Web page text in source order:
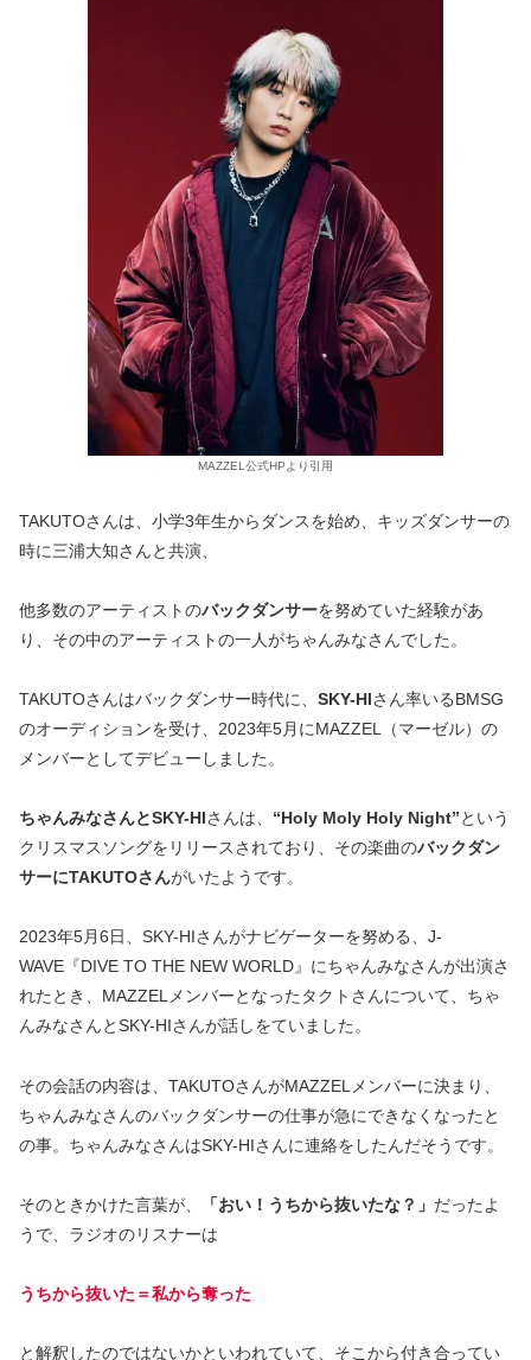
MAZZEL公式HPより引用
TAKUTOさんは、小学3年生からダンスを始め、キッズダンサーの
時に三浦大知さんと共演、
他多数のアーティストのバックダンサーを努めていた経験があ
り、その中のアーティストの一人がちゃんみなさんでした。
TAKUTOさんはバックダンサー時代に、 SKY-HIさん率いるBMSG
のオーディションを受け、2023年5月にMAZZEL（マーゼル）の
メンバーとしてデビューしました。
ちゃんみなさんとSKY-HIさんは、 “Holy Moly Holy Night”という
クリスマスソングをリリースされており、その楽曲のバックダン
サーにTAKUTOさんがいたようです。
2023年5月6日、SKY-HIさんがナビゲーターを努める、J-
WAVE『DIVE TO THE NEW WORLD』にちゃんみなさんが出演さ
れたとき、MAZZELメンバーとなったタクトさんについて、ちゃ
んみなさんとSKY-HIさんが話しをていました。
その会話の内容は、TAKUTOさんがMAZZELメンバーに決まり、
ちゃんみなさんのバックダンサーの仕事が急にできなくなったと
の事。ちゃんみなさんはSKY-HIさんに連絡をしたんだそうです。
そのときかけた言葉が、 「おい！うちから抜いたな？」 だったよ
うで、ラジオのリスナーは
うちから抜いた＝私から奪った
と解釈したのではないかといわれていて、そこから付き合ってい